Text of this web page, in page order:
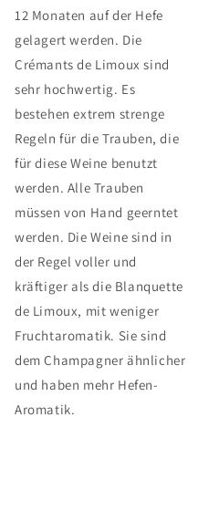
12 Monaten auf der Hefe
gelagert werden. Die
Crémants de Limoux sind
sehr hochwertig. Es
bestehen extrem strenge
Regeln für die Trauben, die
für diese Weine benutzt
werden. Alle Trauben
müssen von Hand geerntet
werden. Die Weine sind in
der Regel voller und
kräftiger als die Blanquette
de Limoux, mit weniger
Fruchtaromatik. Sie sind
dem Champagner ähnlicher
und haben mehr Hefen-
Aromatik.